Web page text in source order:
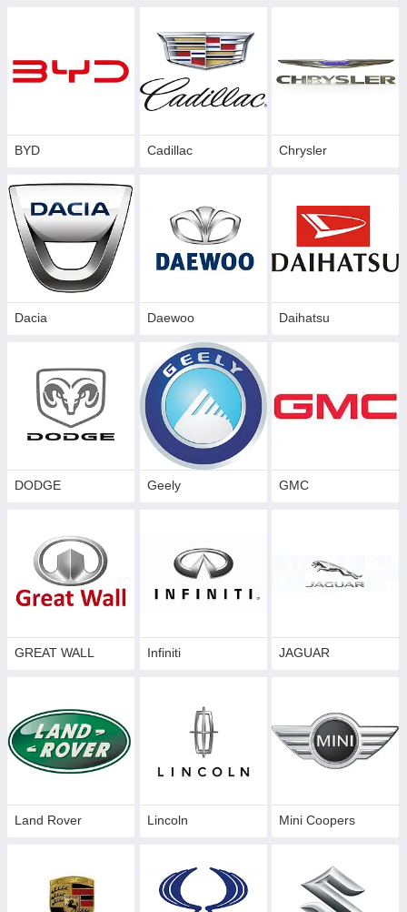
BYD Cadillac Сhrysler
Dacia Daewoo Daihatsu
DODGE Geely GMC
GREAT WALL Infiniti JAGUAR
Land Rover Lincoln Mini Coopers